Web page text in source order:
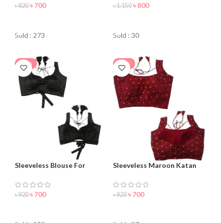
৳820 ৳700
Sold : 273
৳1,150 ৳800
Sold : 30
-24%
Sleeveless Blouse For
৳920 ৳700
-24%
Sleeveless Maroon Katan
৳920 ৳700